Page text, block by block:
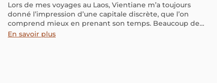
Lors de mes voyages au Laos, Vientiane m’a toujours
donné l’impression d’une capitale discrète, que l’on
comprend mieux en prenant son temps. Beaucoup de
voyageurs n’y passent qu’une courte étape avant de
En savoir plus